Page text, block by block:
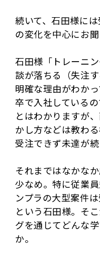
続いて、石田様に
の変化を中心にお聞
石田様「トレーニ
談が落ちる（失注
明確な理由がわか
卒で入社している
とはわかりますが
かし方などは教わ
受注できず未達が続
それまではなかな
少なめ。特に従業
ンプラの大型案件
という石田様。そ
グを通じてどんな
か。